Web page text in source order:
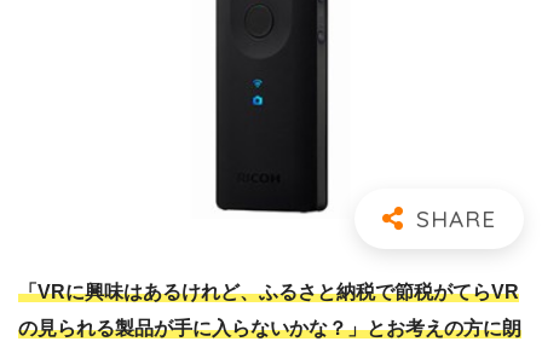
「VRに興味はあるけれど、ふるさと納税で節税がてらVR
の見られる製品が手に入らないかな？」とお考えの方に朗